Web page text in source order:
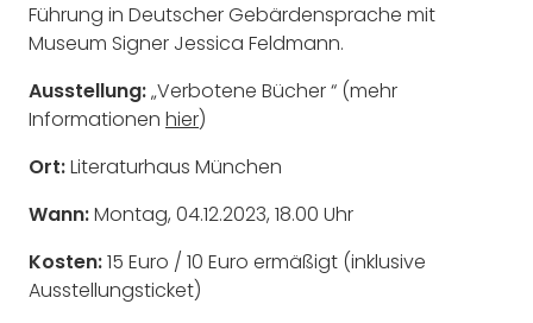
Führung in Deutscher Gebärdensprache mit
Museum Signer Jessica Feldmann.
Ausstellung:„Verbotene Bücher “ (mehr
Informationen hier)
Ort:Literaturhaus München
Wann:Montag, 04.12.2023, 18.00 Uhr
Kosten:15 Euro / 10 Euro ermäßigt (inklusive
Ausstellungsticket)